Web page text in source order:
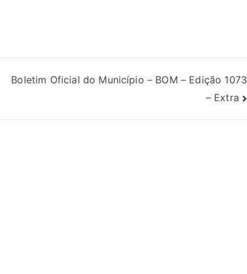
Boletim Oficial do Município – BOM – Edição 1073
– Extra